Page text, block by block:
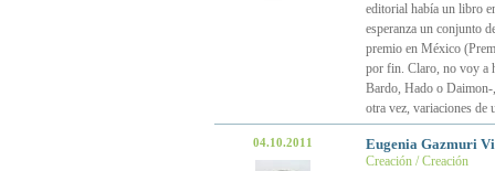
editorial había un libro
esperanza un conjunto
premio en México
por fin. Claro, no voy a
Bardo, Hado o Daimon-
otra vez, variaciones de
04.10.2011 Eugenia Gazmuri
Creación / Creación